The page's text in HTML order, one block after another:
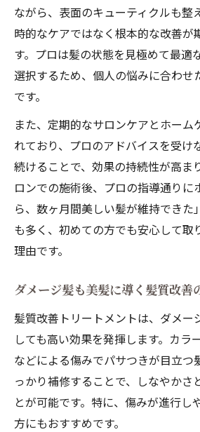
ながら、表面のキューティクルも整
時的なケアではなく根本的な改善が
す。プロは髪の状態を見極めて最適
選択するため、個人の悩みに合わせ
です。
また、定期的なサロンケアとホーム
れており、プロのアドバイスを受け
続けることで、効果の持続性が高ま
ロンでの施術後、プロの指導通りに
ら、数ヶ月間美しい髪が維持できた
も多く、初めての方でも安心して取
理由です。
ダメージ髪も美髪に導く髪質改善
髪質改善トリートメントは、ダメー
しても高い効果を発揮します。カラ
などによる傷みでパサつきが目立つ
っかり補修することで、しなやかさ
とが可能です。特に、傷みが進行し
方にもおすすめです。